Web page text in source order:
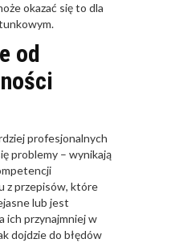
okazać się to dla
od
profesjonalnych
problemy – wynikają
z przepisów, które
lub jest
ich przynajmniej w
dojdzie do błędów